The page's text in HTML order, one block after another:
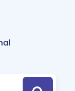
Hesaplama Aracı
için
Tek Takvimde
Hoca ile seni